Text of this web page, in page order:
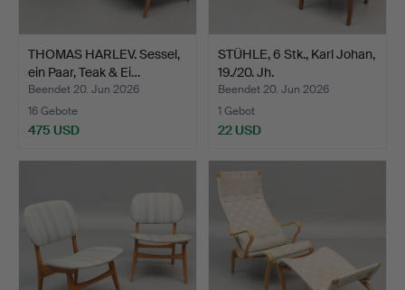
THOMAS HARLEV. Sessel,
ein Paar, Teak & Ei…
Beendet 20. Jun 2026
16 Gebote
475 USD
STÜHLE, 6 Stk., Karl Johan,
19./20. Jh.
Beendet 20. Jun 2026
1 Gebot
22 USD